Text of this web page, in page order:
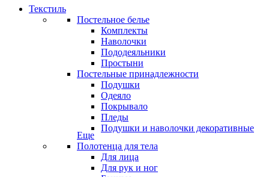
Текстиль
Постельное белье
Комплекты
Наволочки
Пододеяльники
Простыни
Постельные принадлежности
Подушки
Одеяло
Покрывало
Пледы
Подушки и наволочки декоративные
Еще
Полотенца для тела
Для лица
Для рук и ног